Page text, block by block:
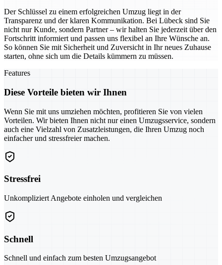
Der Schlüssel zu einem erfolgreichen Umzug liegt in der
Transparenz und der klaren Kommunikation. Bei Lübeck sind Sie
nicht nur Kunde, sondern Partner – wir halten Sie jederzeit über den
Fortschritt informiert und passen uns flexibel an Ihre Wünsche an.
So können Sie mit Sicherheit und Zuversicht in Ihr neues Zuhause
starten, ohne sich um die Details kümmern zu müssen.
Features
Diese Vorteile bieten wir Ihnen
Wenn Sie mit uns umziehen möchten, profitieren Sie von vielen
Vorteilen. Wir bieten Ihnen nicht nur einen Umzugsservice, sondern
auch eine Vielzahl von Zusatzleistungen, die Ihren Umzug noch
einfacher und stressfreier machen.
Stressfrei
Unkompliziert Angebote einholen und vergleichen
Schnell
Schnell und einfach zum besten Umzugsangebot